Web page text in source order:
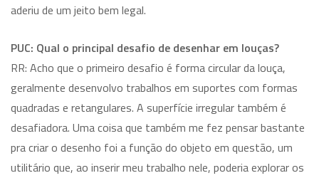
aderiu de um jeito bem legal.
PUC: Qual o principal desafio de desenhar em louças?
RR: Acho que o primeiro desafio é forma circular da louça,
geralmente desenvolvo trabalhos em suportes com formas
quadradas e retangulares. A superfície irregular também é
desafiadora. Uma coisa que também me fez pensar bastante
pra criar o desenho foi a função do objeto em questão, um
utilitário que, ao inserir meu trabalho nele, poderia explorar os